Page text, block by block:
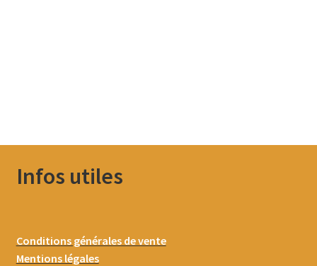
Infos utiles
Conditions générales de vente
Mentions légales